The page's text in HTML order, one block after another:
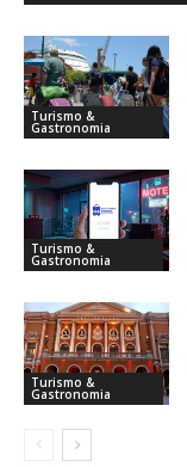
Turismo &
Gastronomia
Turismo &
Gastronomia
Turismo &
Gastronomia